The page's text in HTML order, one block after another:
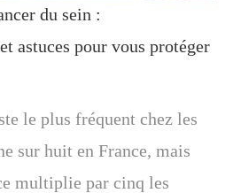
du sein :
astuces pour vous protéger
le plus fréquent chez les
sur huit en France, mais
multiplie par cinq les